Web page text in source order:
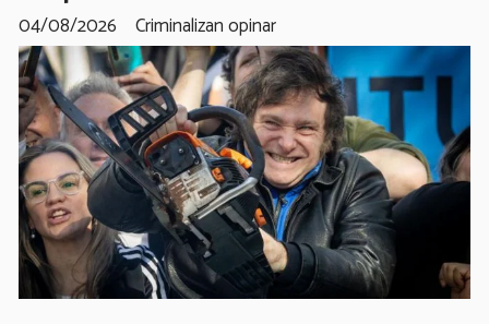
Criminalizan opinar
04/08/2026